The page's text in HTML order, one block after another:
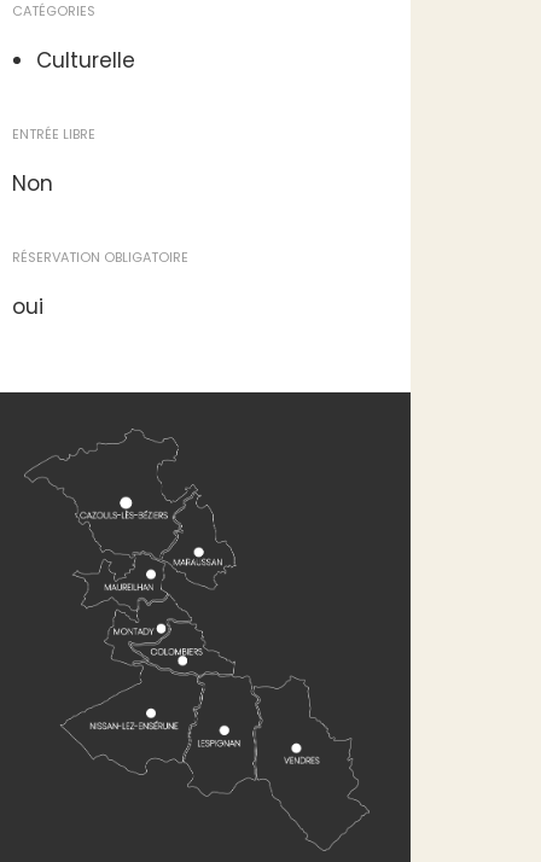
CATÉGORIES
Culturelle
ENTRÉE LIBRE
Non
RÉSERVATION OBLIGATOIRE
oui